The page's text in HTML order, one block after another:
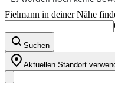
Fielmann in deiner Nähe
Suchen
Aktuellen Standort